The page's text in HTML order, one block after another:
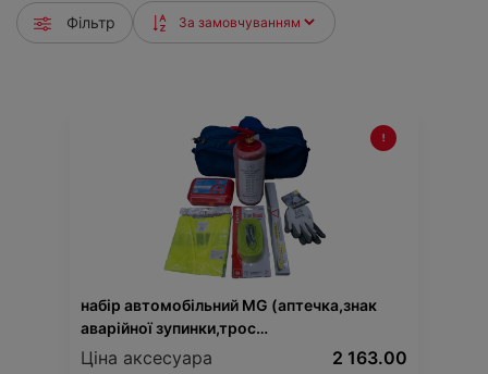
Фільтр
набір автомобільний MG (аптечка,знак
аварійної зупинки,трос
буксир.,рукавиці,вогнегасник)
Ціна аксесуара 2 163.00